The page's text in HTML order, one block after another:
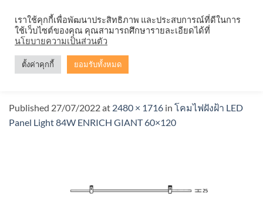
content
Published 27/07/2022at 2480 × 1716 in โคมไฟฝังฝ้า LED
Panel Light 84W ENRICH GIANT 60×120
เราใช้คุกกี้เพื่อพัฒนาประสิทธิภาพ และประสบการณ์ที่ดีในการ
ใช้เว็บไซต์ของคุณ คุณสามารถศึกษารายละเอียดได้ที่
นโยบายความเป็นส่วนตัว
ตั้งค่าคุกกี้ ยอมรับทั้งหมด